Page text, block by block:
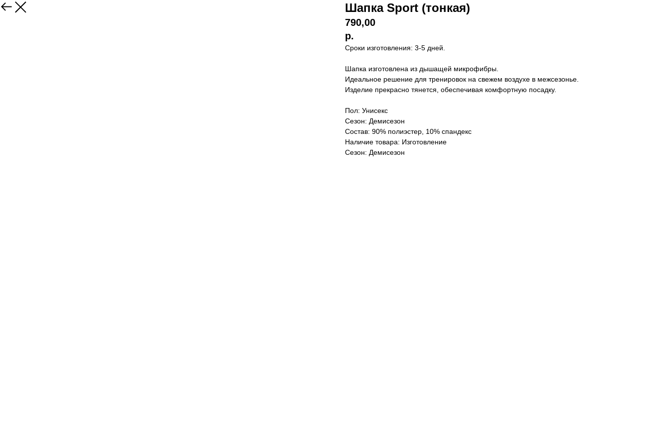
Шапка Sport (тонкая)
790,00
р.
Сроки изготовления: 3-5 дней.
Шапка изготовлена из дышащей микрофибры.
Идеальное решение для тренировок на свежем воздухе в межсезонье.
Изделие прекрасно тянется, обеспечивая комфортную посадку.
Пол: Унисекс
Сезон: Демисезон
Состав: 90% полиэстер, 10% спандекс
Наличие товара: Изготовление
Сезон: Демисезон